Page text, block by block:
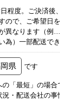
程度。ご決済後
ので、ご希望日
異なります（例
為）一部配送で
県 です
「最短」の場合
・配送会社の